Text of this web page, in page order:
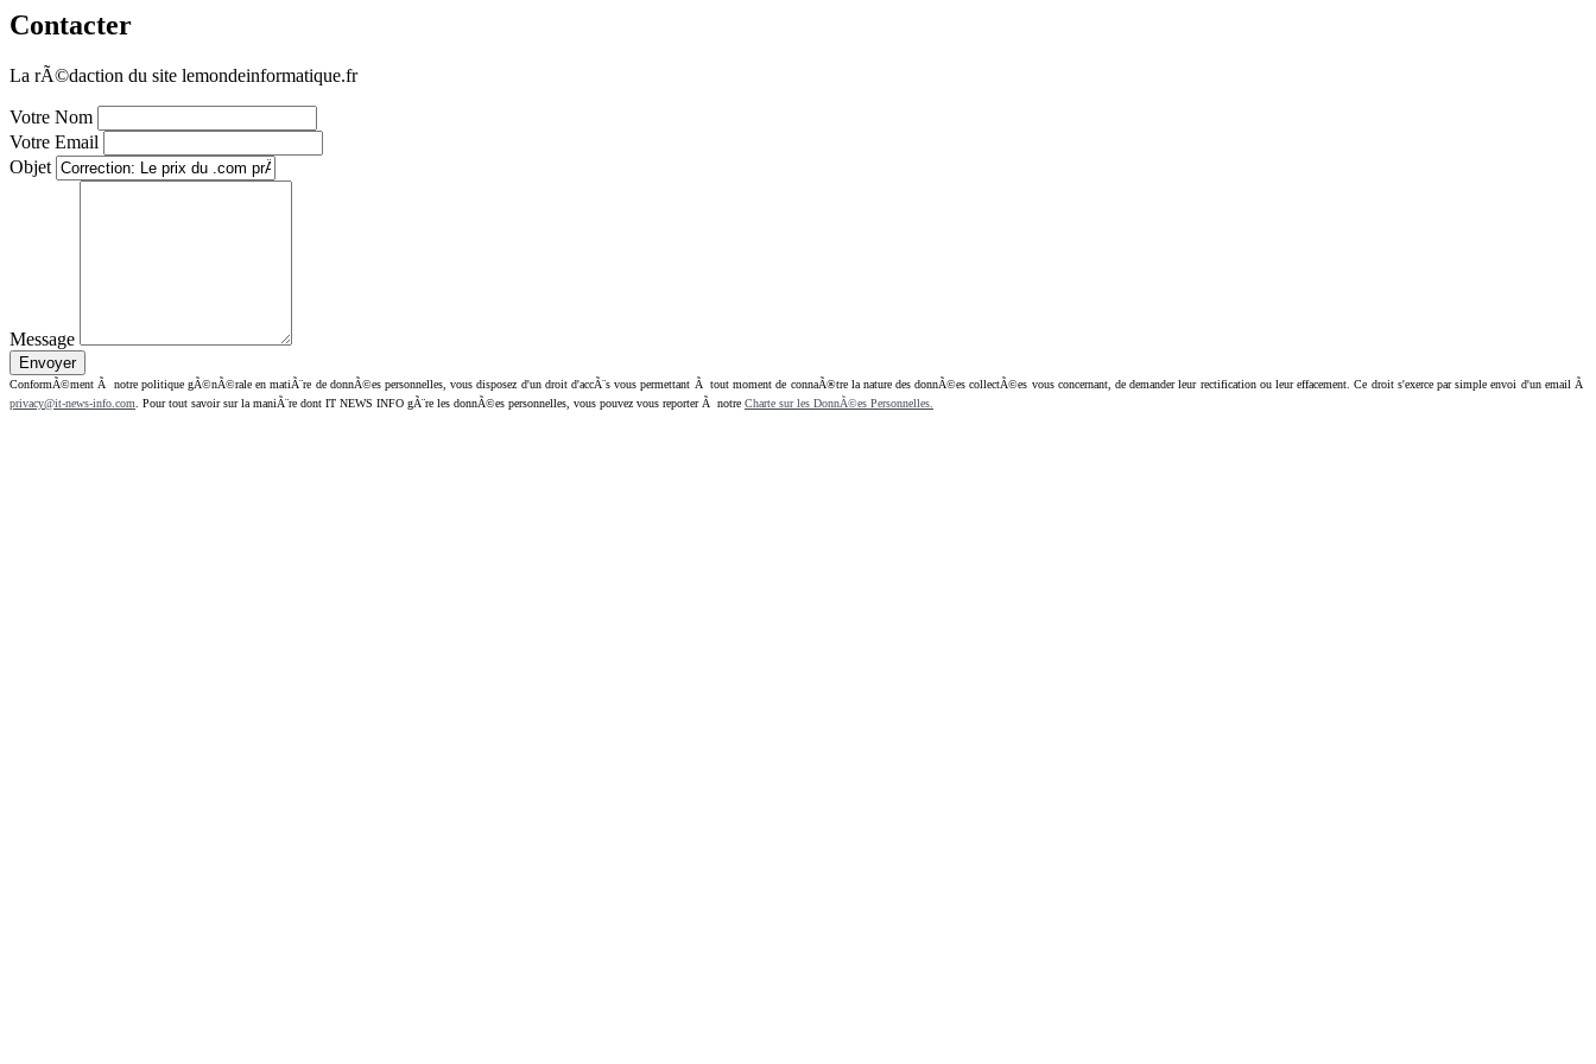
Contacter
La rÃ©daction du site lemondeinformatique.fr
Votre Nom
Votre Email
Objet
Message
ConformÃ©ment Ã notre politique gÃ©nÃ©rale en matiÃ¨re de donnÃ©es personnelles, vous disposez d'un droit d'accÃ¨s vous permettant Ã tout moment de connaÃ®tre la nature des donnÃ©es collectÃ©es vous concernant, de demander leur rectification ou leur effacement. Ce droit s'exerce par simple envoi d'un email Ã
privacy@it-news-info.com . Pour tout savoir sur la maniÃ¨re dont IT NEWS INFO gÃ¨re les donnÃ©es personnelles, vous pouvez vous reporter Ã notre Charte sur les DonnÃ©es Personnelles.